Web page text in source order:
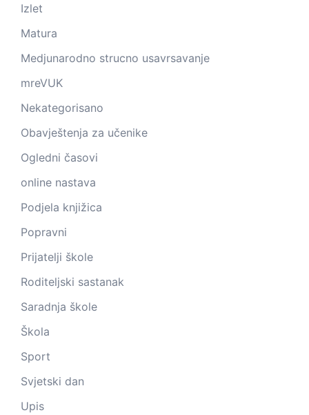
Izlet
Matura
Medjunarodno strucno usavrsavanje
mreVUK
Nekategorisano
Obavještenja za učenike
Ogledni časovi
online nastava
Podjela knjižica
Popravni
Prijatelji škole
Roditeljski sastanak
Saradnja škole
Škola
Sport
Svjetski dan
Upis